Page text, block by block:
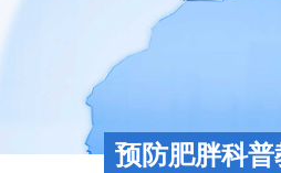
预防肥胖科